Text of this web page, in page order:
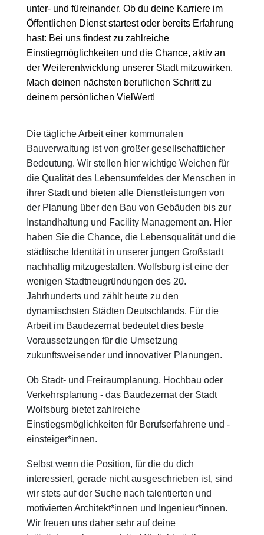
unter- und füreinander. Ob du deine Karriere im
Öffentlichen Dienst startest oder bereits Erfahrung
hast: Bei uns findest zu zahlreiche
Einstiegmöglichkeiten und die Chance, aktiv an
der Weiterentwicklung unserer Stadt mitzuwirken.
Mach deinen nächsten beruflichen Schritt zu
deinem persönlichen VielWert!
Die tägliche Arbeit einer kommunalen
Bauverwaltung ist von großer gesellschaftlicher
Bedeutung. Wir stellen hier wichtige Weichen für
die Qualität des Lebensumfeldes der Menschen in
ihrer Stadt und bieten alle Dienstleistungen von
der Planung über den Bau von Gebäuden bis zur
Instandhaltung und Facility Management an. Hier
haben Sie die Chance, die Lebensqualität und die
städtische Identität in unserer jungen Großstadt
nachhaltig mitzugestalten. Wolfsburg ist eine der
wenigen Stadtneugründungen des 20.
Jahrhunderts und zählt heute zu den
dynamischsten Städten Deutschlands. Für die
Arbeit im Baudezernat bedeutet dies beste
Voraussetzungen für die Umsetzung
zukunftsweisender und innovativer Planungen.
Ob Stadt- und Freiraumplanung, Hochbau oder
Verkehrsplanung - das Baudezernat der Stadt
Wolfsburg bietet zahlreiche
Einstiegsmöglichkeiten für Berufserfahrene und -
einsteiger*innen.
Selbst wenn die Position, für die du dich
interessiert, gerade nicht ausgeschrieben ist, sind
wir stets auf der Suche nach talentierten und
motivierten Architekt*innen und Ingenieur*innen.
Wir freuen uns daher sehr auf deine